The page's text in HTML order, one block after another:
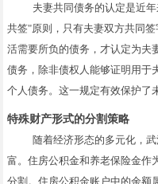
夫妻共同债务的认定是近
共签"原则，只有夫妻双方共同
活需要所负的债务，才认定为夫
债务，除非债权人能够证明用于
个人债务。这一规定有效保护了
特殊财产形式的分割策略
随着经济形态的多元化，
富。住房公积金和养老保险金作
分割。住房公积金账户中的余额